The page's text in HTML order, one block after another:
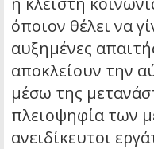
όποιον θέλει να
αυξημένες
αποκλείουν την
μέσω της
πλειοψηφία των
ανειδίκευτοι